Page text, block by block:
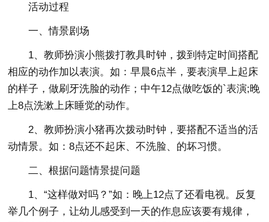
活动过程
一、情景剧场
1、教师扮演小熊拨打教具时钟，拨到特定时间搭配
相应的动作加以表演。如：早晨6点半，要表演早上起床
的样子，做刷牙洗脸的动作；中午12点做吃饭的`表演;晚
上8点洗漱上床睡觉的动作。
2、教师扮演小猪再次拨动时钟，要搭配不适当的活
动情景。如：8点还不起床、不洗脸、的坏习惯。
二、根据问题情景提问题
1、“这样做对吗？”如：晚上12点了还看电视。反复
举几个例子，让幼儿感受到一天的作息应该要有规律，